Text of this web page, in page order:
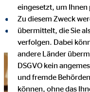
auf Facebook teilen
auf LinkedIn teilen
eingesetzt, um
Zu diesem Zweck
übermittelt, die Sie
verfolgen. Dabei
andere Länder
DSGVO kein
und fremde
können, ohne das